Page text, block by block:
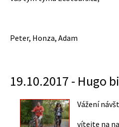
Peter, Honza, Adam
19.10.2017 - Hugo
Vážení
vítejte na